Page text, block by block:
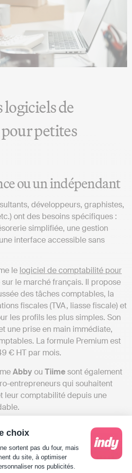
choix
du Consentement :
sortent pas du four, mais
du site, à optimiser
nos publicités.
de
petites
ou un indépendant
développeurs, graphistes,
ont des besoins spécifiques :
simplifiée, une gestion
interface accessible sans
le logiciel de comptabilité pour
le marché français. Il propose
des tâches comptables, la
fiscales (TVA, liasse fiscale) et
les profils les plus simples. Son
une prise en main immédiate,
La formule Premium est
€ HT par mois.
Abbyou Tiimesont également
entrepreneurs qui souhaitent
leur comptabilité depuis une
(SCI) ont des obligations
notamment liées aux loyers